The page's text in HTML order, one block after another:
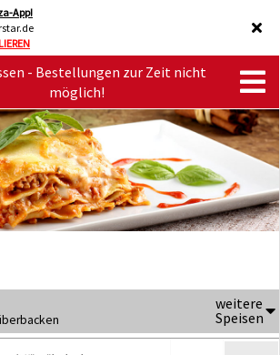
App!
- Bestellungen zur Zeit nicht
möglich!
weitere
Speisen